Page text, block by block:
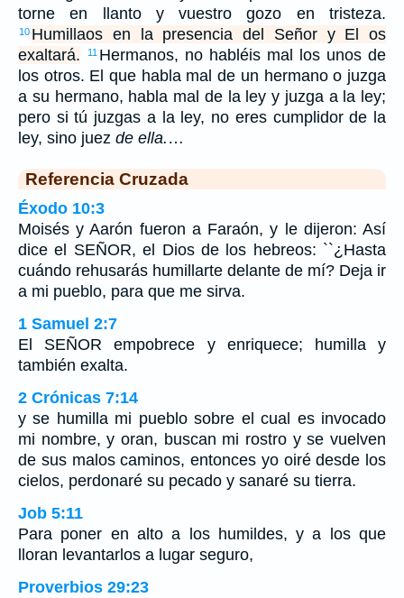
torne en llanto y vuestro gozo en tristeza.
10 Humillaos en la presencia del Señor y El os
exaltará.
11 Hermanos, no habléis mal los unos de
los otros. El que habla mal de un hermano o juzga
a su hermano, habla mal de la ley y juzga a la ley;
pero si tú juzgas a la ley, no eres cumplidor de la
ley, sino juez de ella. …
Referencia Cruzada
Éxodo 10:3
Moisés y Aarón fueron a Faraón, y le dijeron: Así
dice el SEÑOR, el Dios de los hebreos: ``¿Hasta
cuándo rehusarás humillarte delante de mí? Deja ir
a mi pueblo, para que me sirva.
1 Samuel 2:7
El SEÑOR empobrece y enriquece; humilla y
también exalta.
2 Crónicas 7:14
y se humilla mi pueblo sobre el cual es invocado
mi nombre, y oran, buscan mi rostro y se vuelven
de sus malos caminos, entonces yo oiré desde los
cielos, perdonaré su pecado y sanaré su tierra.
Job 5:11
Para poner en alto a los humildes, y a los que
lloran levantarlos a lugar seguro,
Proverbios 29:23